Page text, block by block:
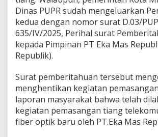
e
a
p
P
n
g
T
a
n
Dinas PUPR sudah mengeluarkan
kedua dengan nomor surat D.03/
635/IV/2025, Perihal surat
kepada Pimpinan PT Eka Mas
Republik).
Surat pemberitahuan tersebut
menghentikan kegiatan
laporan masyarakat bahwa telah
kegiatan pemasangan tiang
fiber optik baru oleh PT.Eka Mas